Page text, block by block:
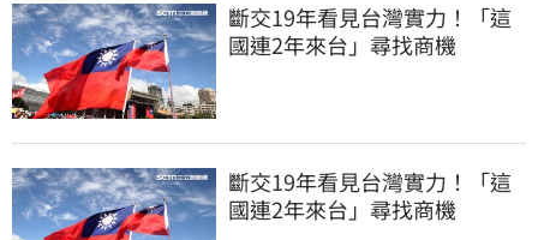
斷交19年看見台灣實力！「這
國連2年來台」尋找商機
斷交19年看見台灣實力！「這
國連2年來台」尋找商機